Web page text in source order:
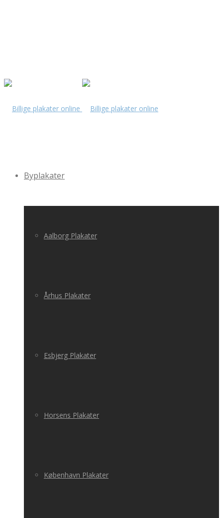
Byplakater
Aalborg Plakater
Århus Plakater
Esbjerg Plakater
Horsens Plakater
København Plakater